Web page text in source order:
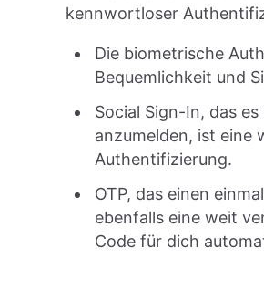
kennwortloser
Die biometrische
Bequemlichkeit und
Social Sign-In, das
anzumelden, ist eine
Authentifizierung.
OTP, das einen
ebenfalls eine weit
Code für dich